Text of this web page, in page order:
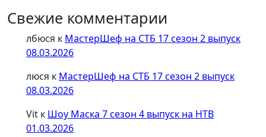
Свежие комментарии
лбюся к МастерШеф на СТБ 17 сезон 2 выпуск
08.03.2026
люся к МастерШеф на СТБ 17 сезон 2 выпуск
08.03.2026
Vit к Шоу Маска 7 сезон 4 выпуск на НТВ
01.03.2026